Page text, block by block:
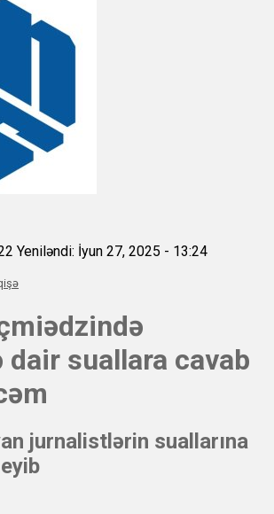
Yeniləndi: İyun 27, 2025 - 13:24
dair suallara cavab
jurnalistlərin suallarına